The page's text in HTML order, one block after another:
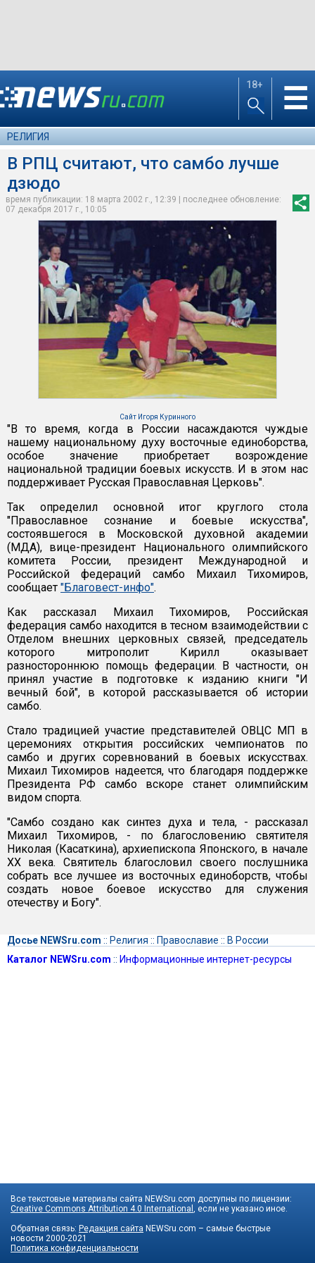
18+ ☰
РЕЛИГИЯ
В РПЦ считают, что самбо лучше
дзюдо
время публикации: 18 марта 2002 г., 12:39 | последнее обновление:
07 декабря 2017 г., 10:05
Сайт Игоря Куринного
"В то время, когда в России насаждаются чуждые
нашему национальному духу восточные единоборства,
особое значение приобретает возрождение
национальной традиции боевых искусств. И в этом нас
поддерживает Русская Православная Церковь".
Так определил основной итог круглого стола
"Православное сознание и боевые искусства",
состоявшегося в Московской духовной академии
(МДА), вице-президент Национального олимпийского
комитета России, президент Международной и
Российской федераций самбо Михаил Тихомиров,
сообщает "Благовест-инфо".
Как рассказал Михаил Тихомиров, Российская
федерация самбо находится в тесном взаимодействии с
Отделом внешних церковных связей, председатель
которого митрополит Кирилл оказывает
разностороннюю помощь федерации. В частности, он
принял участие в подготовке к изданию книги "И
вечный бой", в которой рассказывается об истории
самбо.
Стало традицией участие представителей ОВЦС МП в
церемониях открытия российских чемпионатов по
самбо и других соревнований в боевых искусствах.
Михаил Тихомиров надеется, что благодаря поддержке
Президента РФ самбо вскоре станет олимпийским
видом спорта.
"Самбо создано как синтез духа и тела, - рассказал
Михаил Тихомиров, - по благословению святителя
Николая (Касаткина), архиепископа Японского, в начале
ХХ века. Святитель благословил своего послушника
собрать все лучшее из восточных единоборств, чтобы
создать новое боевое искусство для служения
отечеству и Богу".
Досье NEWSru.com :: Религия :: Православие :: В России
Каталог NEWSru.com :: Информационные интернет-ресурсы
Все текстовые материалы сайта NEWSru.com доступны по лицензии:
Creative Commons Attribution 4.0 International , если не указано иное.
Обратная связь: Редакция сайта NEWSru.com – самые быстрые
новости 2000-2021
Политика конфиденциальности